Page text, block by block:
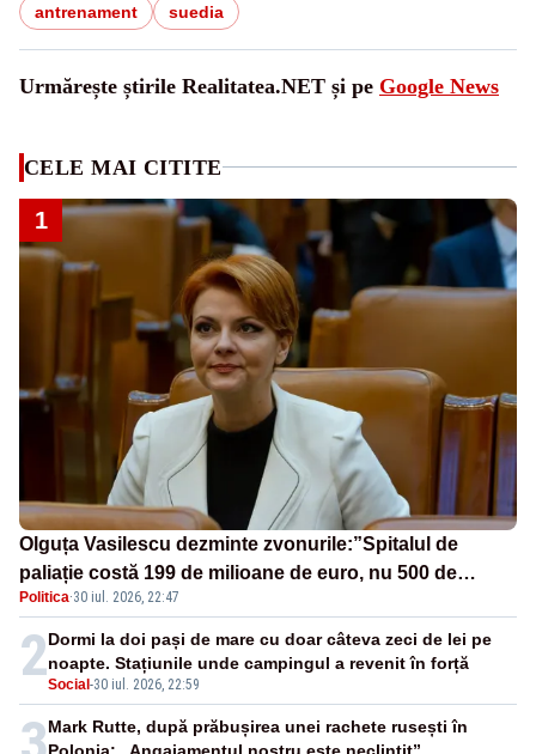
antrenament
suedia
Urmărește știrile Realitatea.NET și pe Google News
CELE MAI CITITE
1
Olguța Vasilescu dezminte zvonurile:”Spitalul de
paliație costă 199 de milioane de euro, nu 500 de
milioane”
Politica·30 iul. 2026, 22:47
2Social -30 iul. 2026, 22:59
Dormi la doi pași de mare cu doar câteva zeci de lei pe
noapte. Stațiunile unde campingul a revenit în forță
Mark Rutte, după prăbușirea unei rachete rusești în